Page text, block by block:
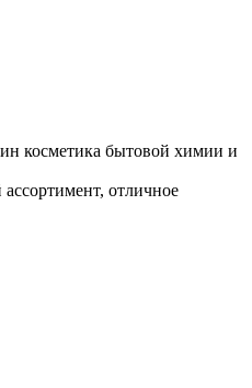
косметика бытовой химии и
отличное